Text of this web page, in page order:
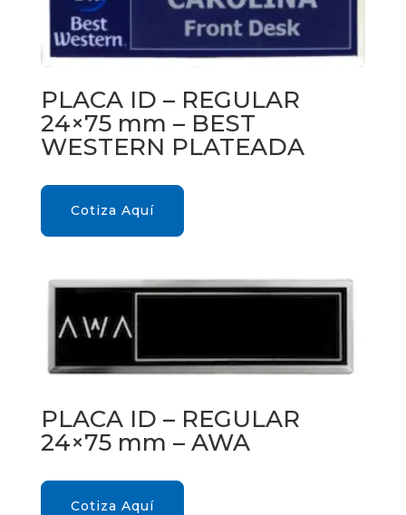
PLACA ID – REGULAR
24×75 mm – BEST
WESTERN PLATEADA
Cotiza Aquí
PLACA ID – REGULAR
24×75 mm – AWA
Cotiza Aquí